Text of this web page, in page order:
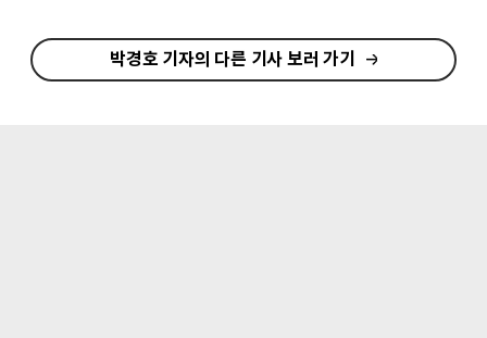
박경호 기자의 다른 기사 보러 가기